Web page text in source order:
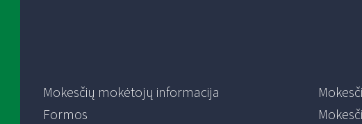
Mokesčių mokėtojų informacija
Formos